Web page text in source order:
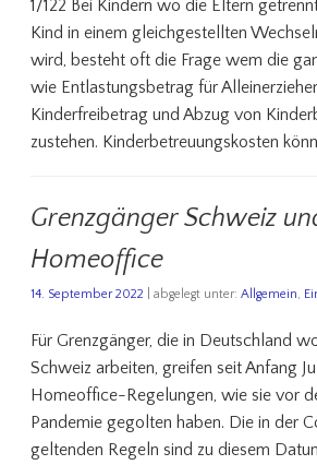
1/122 Bei Kindern wo die Eltern
Kind in einem gleichgestellten
wird, besteht oft die Frage wem die
wie Entlastungsbetrag für
Kinderfreibetrag und Abzug von
zustehen. Kinderbetreuungskosten
Grenzgänger Schweiz
Homeoffice
14. September 2022 | abgelegt unter: Allgemein
Für Grenzgänger, die in Deutschland
Schweiz arbeiten, greifen seit Anfang
Homeoffice-Regelungen, wie sie vor
Pandemie gegolten haben. Die in der
geltenden Regeln sind zu diesem